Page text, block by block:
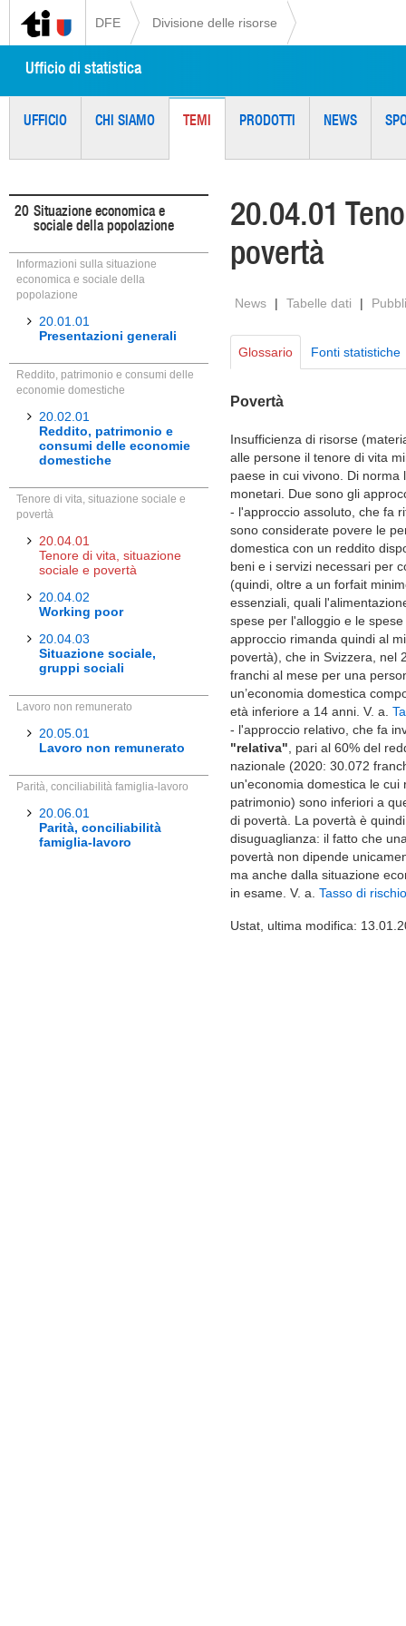
DFE Divisione delle risorse
Ufficio di statistica
UFFICIO CHI SIAMO TEMI PRODOTTI NEWS
20 Situazione economica e
sociale della popolazione
Informazioni sulla situazione
economica e sociale della
popolazione
20.01.01
Presentazioni generali
Reddito, patrimonio e consumi delle
economie domestiche
20.02.01
Reddito, patrimonio e
consumi delle economie
domestiche
Tenore di vita, situazione sociale e
povertà
20.04.01
Tenore di vita, situazione
sociale e povertà
20.04.02
Working poor
20.04.03
Situazione sociale,
gruppi sociali
Lavoro non remunerato
20.05.01
Lavoro non remunerato
Parità, conciliabilità famiglia-lavoro
20.06.01
Parità, conciliabilità
famiglia-lavoro
20.04.01
povertà
News | Tabelle dati |
Glossario Fonti statistiche
Povertà
Insufficienza di risorse
alle persone il tenore di vita
paese in cui vivono. Di
monetari. Due sono gli
- l'approccio assoluto, che fa
sono considerate povere le
domestica con un reddito
beni e i servizi necessari per
(quindi, oltre a un forfait
essenziali, quali
spese per l'alloggio e le
approccio rimanda quindi al
povertà), che in Svizzera, nel
franchi al mese per una
un’economia domestica
età inferiore a 14 anni. V. a.
- l'approccio relativo, che fa
"relativa" , pari al 60% del
nazionale (2020: 30.072
un'economia domestica le
patrimonio) sono inferiori a
di povertà. La povertà è
disuguaglianza: il fatto che
povertà non dipende
ma anche dalla situazione
in esame. V. a. Tasso di
Ustat, ultima modifica: